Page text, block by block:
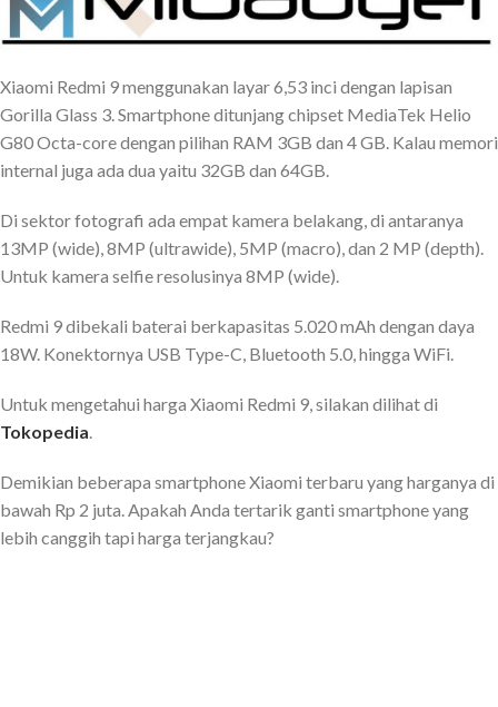
Xiaomi Redmi 9 menggunakan layar 6,53 inci dengan lapisan
Gorilla Glass 3. Smartphone ditunjang chipset MediaTek Helio
G80 Octa-core dengan pilihan RAM 3GB dan 4 GB. Kalau memori
internal juga ada dua yaitu 32GB dan 64GB.
Di sektor fotografi ada empat kamera belakang, di antaranya
13MP (wide), 8MP (ultrawide), 5MP (macro), dan 2 MP (depth).
Untuk kamera selfie resolusinya 8MP (wide).
Redmi 9 dibekali baterai berkapasitas 5.020 mAh dengan daya
18W. Konektornya USB Type-C, Bluetooth 5.0, hingga WiFi.
Untuk mengetahui harga Xiaomi Redmi 9, silakan dilihat di
Tokopedia.
Demikian beberapa smartphone Xiaomi terbaru yang harganya di
bawah Rp 2 juta. Apakah Anda tertarik ganti smartphone yang
lebih canggih tapi harga terjangkau?